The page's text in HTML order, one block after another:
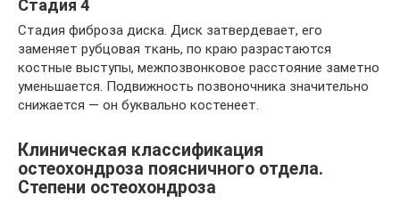
Стадия 4
Стадия фиброза диска. Диск затвердевает, его
заменяет рубцовая ткань, по краю разрастаются
костные выступы, межпозвонковое расстояние заметно
уменьшается. Подвижность позвоночника значительно
снижается — он буквально костенеет.
Клиническая классификация
остеохондроза поясничного отдела.
Степени остеохондроза